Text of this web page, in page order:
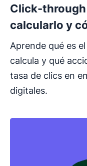
Click-
calcularlo y
Aprende qué es
calcula y qué
tasa de clics en
digitales.